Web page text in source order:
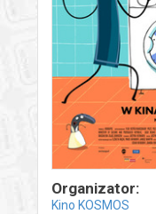
Organizator:
Kino KOSMOS